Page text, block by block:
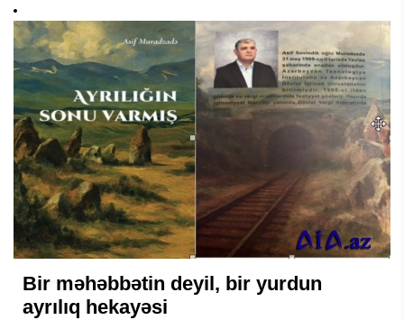
Bir məhəbbətin deyil, bir yurdun
ayrılıq hekayəsi